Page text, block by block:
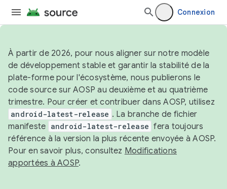
Connexion
À partir de 2026, pour nous aligner sur notre modèle
de développement stable et garantir la stabilité de la
plate-forme pour l'écosystème, nous publierons le
code source sur AOSP au deuxième et au quatrième
trimestre. Pour créer et contribuer dans AOSP, utilisez
android-latest-release . La branche de fichier
manifeste android-latest-release fera toujours
référence à la version la plus récente envoyée à AOSP.
Pour en savoir plus, consultez Modifications
apportées à AOSP.